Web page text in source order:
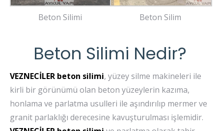
Beton Silimi Beton Silim
Beton Silimi Nedir?
VEZNECİLER beton silimi, yüzey silme makineleri ile
kirli bir görünümü olan beton yüzeylerin kazıma,
honlama ve parlatma usulleri ile aşındırılıp mermer ve
granit parlaklığı derecesine kavuşturulması işlemidir.